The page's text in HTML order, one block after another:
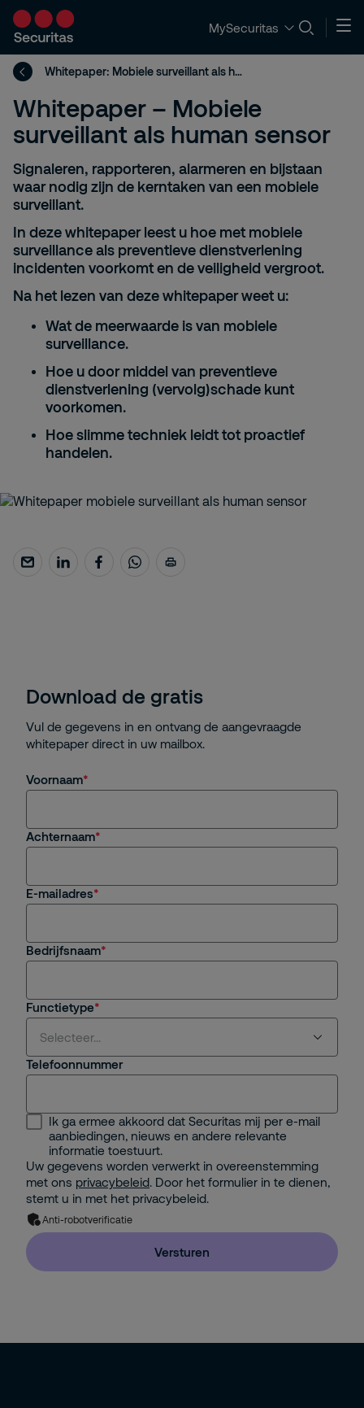
MySecuritas
Whitepaper: Mobiele surveillant als human sensor
Whitepaper – Mobiele
surveillant als human sensor
Signaleren, rapporteren, alarmeren en bijstaan
waar nodig zijn de kerntaken van een mobiele
surveillant.
In deze whitepaper leest u hoe met mobiele
surveillance als preventieve dienstverlening
incidenten voorkomt en de veiligheid vergroot.
Na het lezen van deze whitepaper weet u:
Wat de meerwaarde is van mobiele
surveillance.
Hoe u door middel van preventieve
dienstverlening (vervolg)schade kunt
voorkomen.
Hoe slimme techniek leidt tot proactief
handelen.
Download de gratis
Vul de gegevens in en ontvang de aangevraagde
whitepaper direct in uw mailbox.
Voornaam
Achternaam
E-mailadres
Bedrijfsnaam
Functietype
Selecteer...
Security Management
Facility Management
IT Management
Facility Management Extern
Directie / Eigenaar (+20 medewerkers)
HR
Telefoonnummer
Ik ga ermee akkoord dat Securitas mij per e-mail
aanbiedingen, nieuws en andere relevante
informatie toestuurt.
Uw gegevens worden verwerkt in overeenstemming
met ons privacybeleid. Door het formulier in te dienen,
stemt u in met het privacybeleid.
Anti-robotverificatie
Versturen